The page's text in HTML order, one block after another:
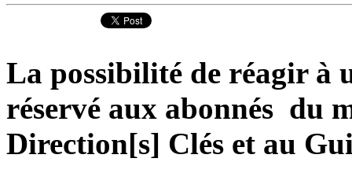
La possibilité de réagir à
réservé aux abonnés du
Direction[s] Clés et au